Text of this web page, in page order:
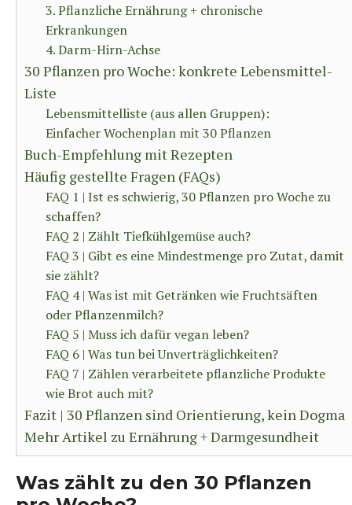
3. Pflanzliche Ernährung + chronische
Erkrankungen
4. Darm-Hirn-Achse
30 Pflanzen pro Woche: konkrete Lebensmittel-
Liste
Lebensmittelliste (aus allen Gruppen):
Einfacher Wochenplan mit 30 Pflanzen
Buch-Empfehlung mit Rezepten
Häufig gestellte Fragen (FAQs)
FAQ 1 | Ist es schwierig, 30 Pflanzen pro Woche zu
schaffen?
FAQ 2 | Zählt Tiefkühlgemüse auch?
FAQ 3 | Gibt es eine Mindestmenge pro Zutat, damit
sie zählt?
FAQ 4 | Was ist mit Getränken wie Fruchtsäften
oder Pflanzenmilch?
FAQ 5 | Muss ich dafür vegan leben?
FAQ 6 | Was tun bei Unverträglichkeiten?
FAQ 7 | Zählen verarbeitete pflanzliche Produkte
wie Brot auch mit?
Fazit | 30 Pflanzen sind Orientierung, kein Dogma
Mehr Artikel zu Ernährung + Darmgesundheit
Was zählt zu den 30 Pflanzen